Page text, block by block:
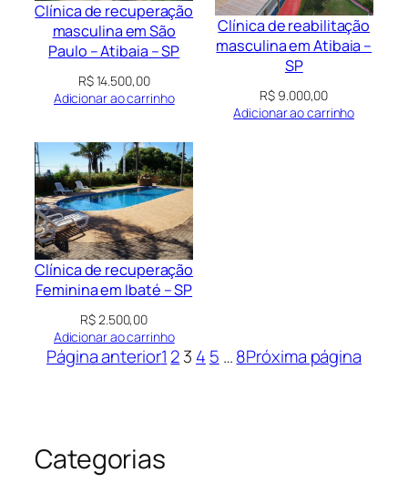
Clínica de recuperação
masculina em São
Paulo – Atibaia – SP
R$14.500,00
Adicionar ao carrinho
Clínica de reabilitação
masculina em Atibaia –
SP
R$ 9.000,00
Adicionar ao carrinho
Clínica de recuperação
Feminina em Ibaté – SP
R$2.500,00
Adicionar ao carrinho
Página anterior1 23 4 5 …8Próxima página
Categorias